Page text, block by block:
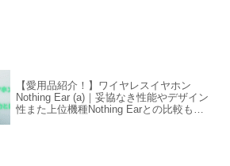
【愛用品紹介！】ワイヤレスイヤホン
Nothing Ear (a)｜妥協なき性能やデザイン
性また上位機種Nothing Earとの比較も解